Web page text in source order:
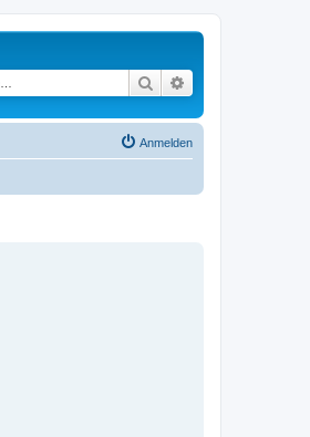
Suche
Anmelden